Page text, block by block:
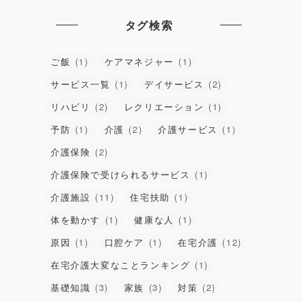
タグ検索
ご飯 (1) ケアマネジャー (1)
サービス一覧 (1) デイサービス (2)
リハビリ
(2) レクリエーション (1)
予防 (1) 介護 (2) 介護サービス (1)
介護保険 (2)
介護保険で受けられるサービス (1)
介護施設 (11) 住宅扶助 (1)
体を動かす (1) 健康な人
(1)
原因 (1) 口腔ケア (1) 在宅介護 (12)
在宅介護大変なことランキング (1)
基礎知識 (3) 家族 (3) 対策 (2)